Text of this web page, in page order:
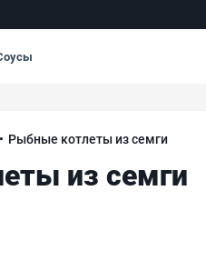
Рыбные котлеты из семги
из семги